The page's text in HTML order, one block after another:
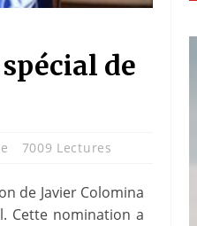
de
7009 Lectures
de Javier Colomina
Cette nomination a